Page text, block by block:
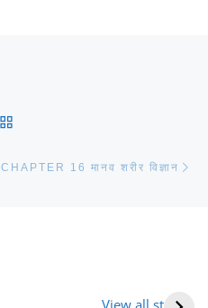
CHAPTER 16 मानव शरीर विज्ञान
View all stories
आभूषण (women’s